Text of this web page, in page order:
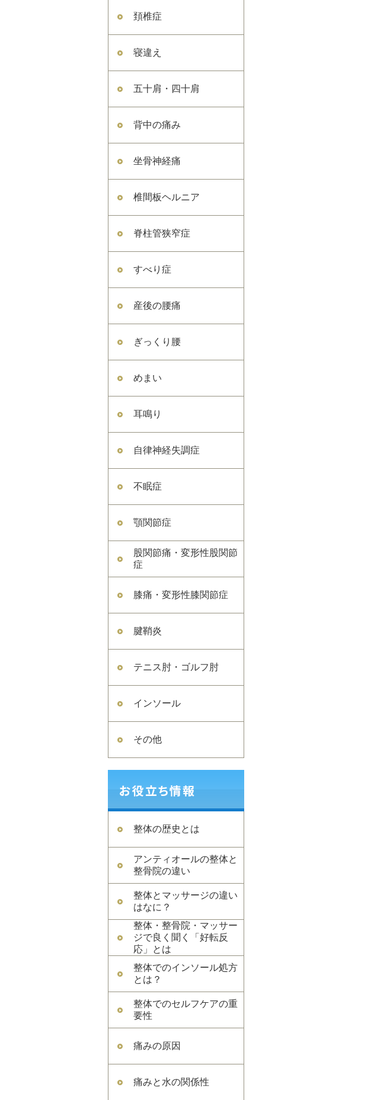
頚椎症
寝違え
五十肩・四十肩
背中の痛み
坐骨神経痛
椎間板ヘルニア
脊柱管狭窄症
すべり症
産後の腰痛
ぎっくり腰
めまい
耳鳴り
自律神経失調症
不眠症
顎関節症
股関節痛・変形性股関節
症
膝痛・変形性膝関節症
腱鞘炎
テニス肘・ゴルフ肘
インソール
その他
整体の歴史とは
アンティオールの整体と
整骨院の違い
整体とマッサージの違い
はなに？
整体・整骨院・マッサー
ジで良く聞く「好転反
応」とは
整体でのインソール処方
とは？
整体でのセルフケアの重
要性
痛みの原因
痛みと水の関係性